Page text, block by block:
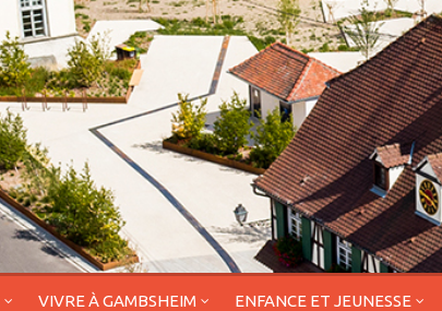
VIVRE À GAMBSHEIM ENFANCE ET JEUNESSE